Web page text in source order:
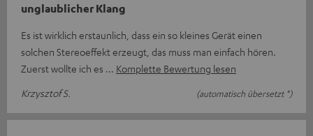
unglaublicher Klang
Es ist wirklich erstaunlich, dass ein so kleines Gerät einen
solchen Stereoeffekt erzeugt, das muss man einfach hören.
Zuerst wollte ich es
Komplette Bewertung lesen
Krzysztof S.
(automatisch übersetzt *)